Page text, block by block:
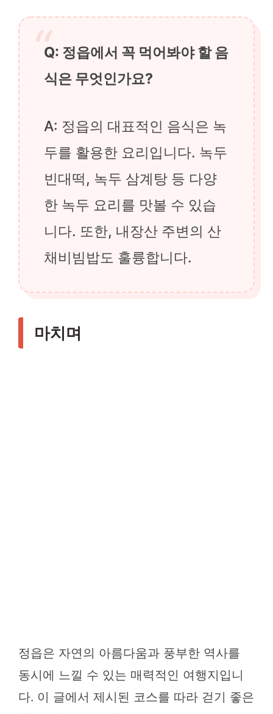
Q: 정읍에서 꼭 먹어봐야 할 음
식은 무엇인가요?
A: 정읍의 대표적인 음식은 녹
두를 활용한 요리입니다. 녹두
빈대떡, 녹두 삼계탕 등 다양
한 녹두 요리를 맛볼 수 있습
니다. 또한, 내장산 주변의 산
채비빔밥도 훌륭합니다.
마치며
정읍은 자연의 아름다움과 풍부한 역사를
동시에 느낄 수 있는 매력적인 여행지입니
다. 이 글에서 제시된 코스를 따라 걷기 좋은